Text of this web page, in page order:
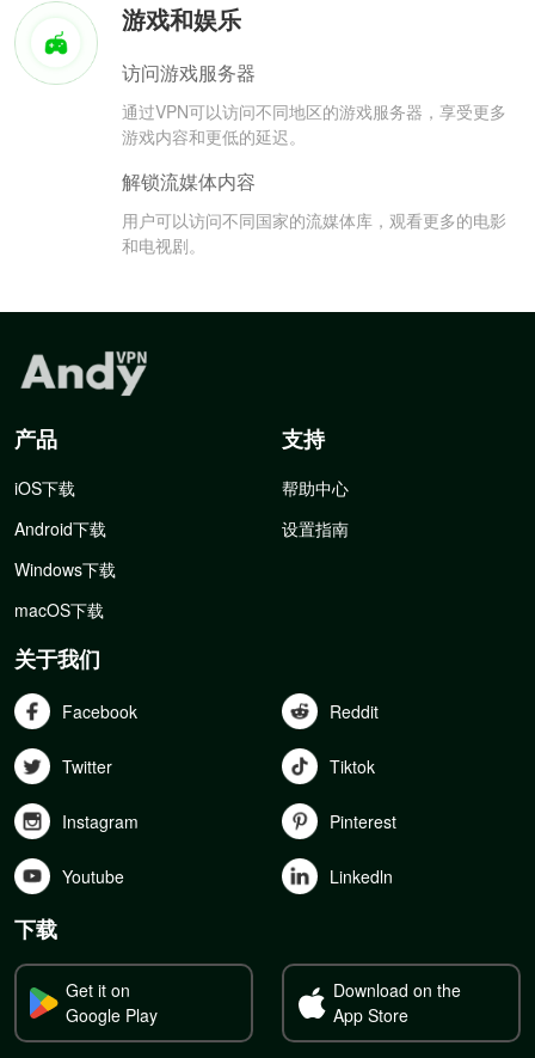
游戏和娱乐
访问游戏服务器
通过VPN可以访问不同地区的游戏服务器，享受更多
游戏内容和更低的延迟。
解锁流媒体内容
用户可以访问不同国家的流媒体库，观看更多的电影
和电视剧。
产品
iOS下载
Android下载
Windows下载
macOS下载
支持
帮助中心
设置指南
关于我们
Facebook Reddit
Twitter Tiktok
Instagram Pinterest
Youtube Linkedln
下载
Get it on
Google Play
Download on the
App Store